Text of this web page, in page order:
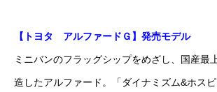
ご納車
【トヨタ アルファードＧ】発売モデル
ミニバンのフラッグシップをめざし、国産最
造したアルファード。「ダイナミズム&ホス